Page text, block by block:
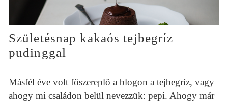
Születésnap kakaós tejbegríz
pudinggal
Másfél éve volt főszereplő a blogon a tejbegríz, vagy
ahogy mi családon belül nevezzük: pepi. Ahogy már